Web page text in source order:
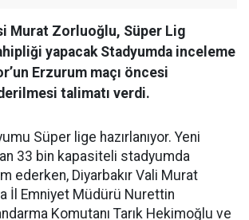
Murat Zorluoğlu, Süper Lig
yapacak Stadyumda inceleme
Erzurum maçı öncesi
talimatı verdi.
Süper lige hazırlanıyor. Yeni
33 bin kapasiteli stadyumda
ederken, Diyarbakır Vali Murat
İl Emniyet Müdürü Nurettin
Komutanı Tarık Hekimoğlu ve